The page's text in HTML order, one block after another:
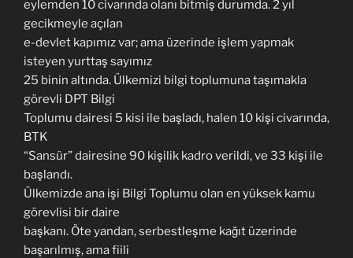
eylemden 10 civarında olanı bitmiş durumda. 2 yıl
gecikmeyle açılan
e-devlet kapımız var; ama üzerinde işlem yapmak
isteyen yurttaş sayımız
25 binin altında. Ülkemizi bilgi toplumuna taşımakla
görevli DPT Bilgi
Toplumu dairesi 5 kisi ile başladı, halen 10 kişi civarında,
BTK
“Sansür” dairesine 90 kişilik kadro verildi, ve 33 kişi ile
başlandı.
Ülkemizde ana işi Bilgi Toplumu olan en yüksek kamu
görevlisi bir daire
başkanı. Öte yandan, serbestleşme kağıt üzerinde
başarılmış, ama fiili